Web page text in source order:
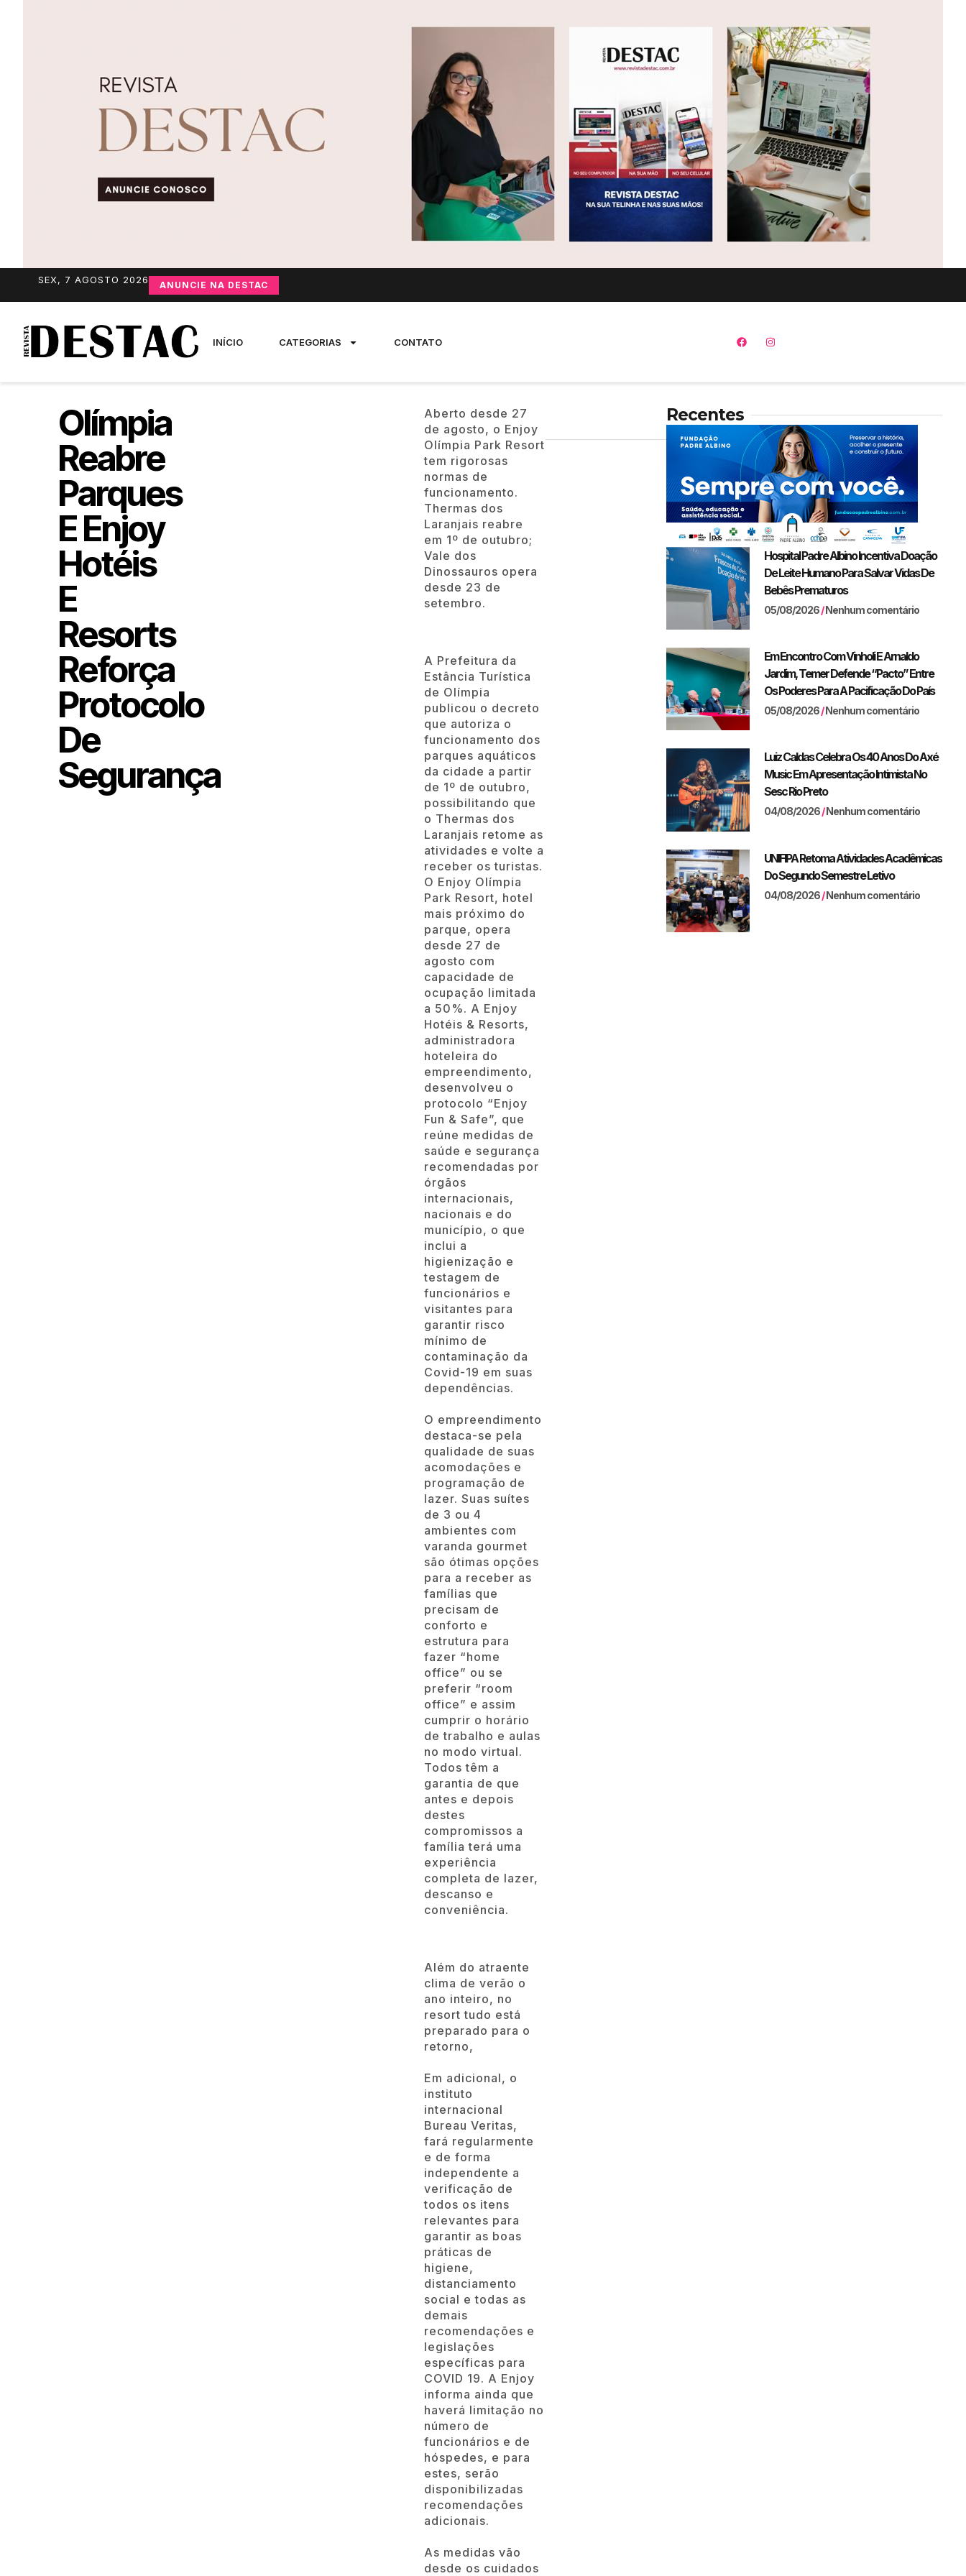
SEX, 7 AGOSTO 2026 ANUNCIE NA DESTAC
INÍCIO CATEGORIAS CONTATO
Olímpia
Reabre
Parques
E Enjoy
Hotéis
E
Resorts
Reforça
Protocolo
De
Segurança
Aberto desde 27
de agosto, o Enjoy
Olímpia Park Resort
tem rigorosas
normas de
funcionamento.
Thermas dos
Laranjais reabre
em 1º de outubro;
Vale dos
Dinossauros opera
desde 23 de
setembro.
A Prefeitura da
Estância Turística
de Olímpia
publicou o decreto
que autoriza o
funcionamento dos
parques aquáticos
da cidade a partir
de 1º de outubro,
possibilitando que
o Thermas dos
Laranjais retome as
atividades e volte a
receber os turistas.
O Enjoy Olímpia
Park Resort, hotel
mais próximo do
parque, opera
desde 27 de
agosto com
capacidade de
ocupação limitada
a 50%. A Enjoy
Hotéis & Resorts,
administradora
hoteleira do
empreendimento,
desenvolveu o
protocolo “Enjoy
Fun & Safe”, que
reúne medidas de
saúde e segurança
recomendadas por
órgãos
internacionais,
nacionais e do
município, o que
inclui a
higienização e
testagem de
funcionários e
visitantes para
garantir risco
mínimo de
contaminação da
Covid-19 em suas
dependências.
O empreendimento
destaca-se pela
qualidade de suas
acomodações e
programação de
lazer. Suas suítes
de 3 ou 4
ambientes com
varanda gourmet
são ótimas opções
para a receber as
famílias que
precisam de
conforto e
estrutura para
fazer “home
office” ou se
preferir “room
office” e assim
cumprir o horário
de trabalho e aulas
no modo virtual.
Todos têm a
garantia de que
antes e depois
destes
compromissos a
família terá uma
experiência
completa de lazer,
descanso e
conveniência.
Além do atraente
clima de verão o
ano inteiro, no
resort tudo está
preparado para o
retorno,
Em adicional, o
instituto
internacional
Bureau Veritas,
fará regularmente
e de forma
independente a
verificação de
todos os itens
relevantes para
garantir as boas
práticas de
higiene,
distanciamento
social e todas as
demais
recomendações e
legislações
específicas para
COVID 19. A Enjoy
informa ainda que
haverá limitação no
número de
funcionários e de
hóspedes, e para
estes, serão
disponibilizadas
recomendações
adicionais.
As medidas vão
desde os cuidados
Recentes
Hospital Padre Albino Incentiva Doação
De Leite Humano Para Salvar Vidas De
Bebês Prematuros
05/08/2026 Nenhum comentário
Em Encontro Com Vinholi E Arnaldo
Jardim, Temer Defende “pacto” Entre
Os Poderes Para A Pacificação Do País
05/08/2026 Nenhum comentário
Luiz Caldas Celebra Os 40 Anos Do Axé
Music Em Apresentação Intimista No
Sesc Rio Preto
04/08/2026 Nenhum comentário
UNIFIPA Retoma Atividades Acadêmicas
Do Segundo Semestre Letivo
04/08/2026 Nenhum comentário